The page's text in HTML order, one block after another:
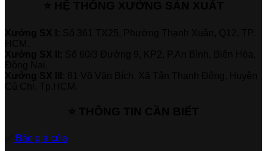
Báo giá cửa